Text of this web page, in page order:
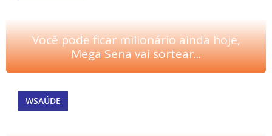
Você pode ficar milionário ainda hoje,
Mega Sena vai sortear...
WSAÚDE